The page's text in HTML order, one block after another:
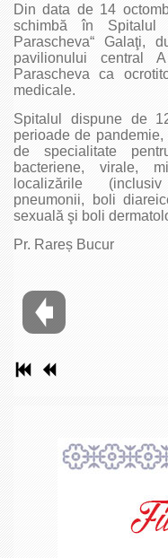
Din data de 14
schimbă în Spitalul
Parascheva“ Galaţi,
pavilionului central
Parascheva ca
medicale.
Spitalul dispune de
perioade de pandemie,
de specialitate
bacteriene, virale,
localizările
pneumonii, boli
sexuală şi boli
Pr. Rareș Bucur